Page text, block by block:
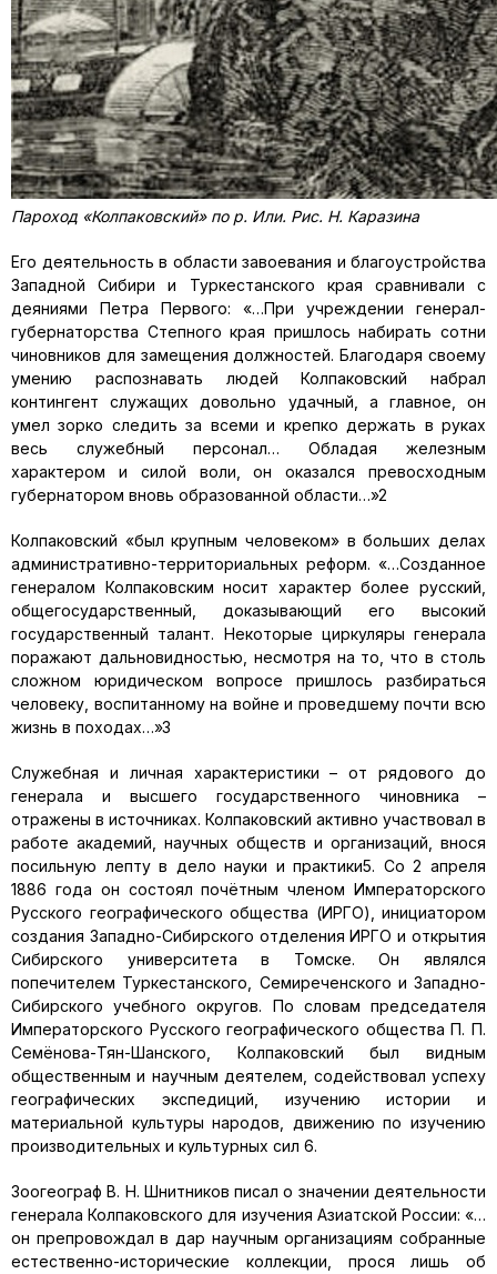
Пароход «Колпаковский» по р. Или. Рис. Н. Каразина
Его деятельность в области завоевания и благоустройства
Западной Сибири и Туркестанского края сравнивали с
деяниями Петра Первого: «…При учреждении генерал-
губернаторства Степного края пришлось набирать сотни
чиновников для замещения должностей. Благодаря своему
умению распознавать людей Колпаковский набрал
контингент служащих довольно удачный, а главное, он
умел зорко следить за всеми и крепко держать в руках
весь служебный персонал… Обладая железным
характером и силой воли, он оказался превосходным
губернатором вновь образованной области…»2
Колпаковский «был крупным человеком» в больших делах
административно-территориальных реформ. «…Созданное
генералом Колпаковским носит характер более русский,
общегосударственный, доказывающий его высокий
государственный талант. Некоторые циркуляры генерала
поражают дальновидностью, несмотря на то, что в столь
сложном юридическом вопросе пришлось разбираться
человеку, воспитанному на войне и проведшему почти всю
жизнь в походах…»3
Служебная и личная характеристики – от рядового до
генерала и высшего государственного чиновника –
отражены в источниках. Колпаковский активно участвовал в
работе академий, научных обществ и организаций, внося
посильную лепту в дело науки и практики5. Со 2 апреля
1886 года он состоял почётным членом Императорского
Русского географического общества (ИРГО), инициатором
создания Западно-Сибирского отделения ИРГО и открытия
Сибирского университета в Томске. Он являлся
попечителем Туркестанского, Семиреченского и Западно-
Сибирского учебного округов. По словам председателя
Императорского Русского географического общества П. П.
Семёнова-Тян-Шанского, Колпаковский был видным
общественным и научным деятелем, содействовал успеху
географических экспедиций, изучению истории и
материальной культуры народов, движению по изучению
производительных и культурных сил 6.
Зоогеограф В. Н. Шнитников писал о значении деятельности
генерала Колпаковского для изучения Азиатской России: «…
он препровождал в дар научным организациям собранные
естественно-исторические коллекции, прося лишь об